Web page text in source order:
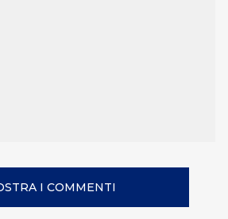
I COMMENTI